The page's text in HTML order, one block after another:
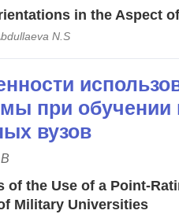
in the Aspect
N.S
при обучении
вузов
of the Use of a Point-
Military Universities